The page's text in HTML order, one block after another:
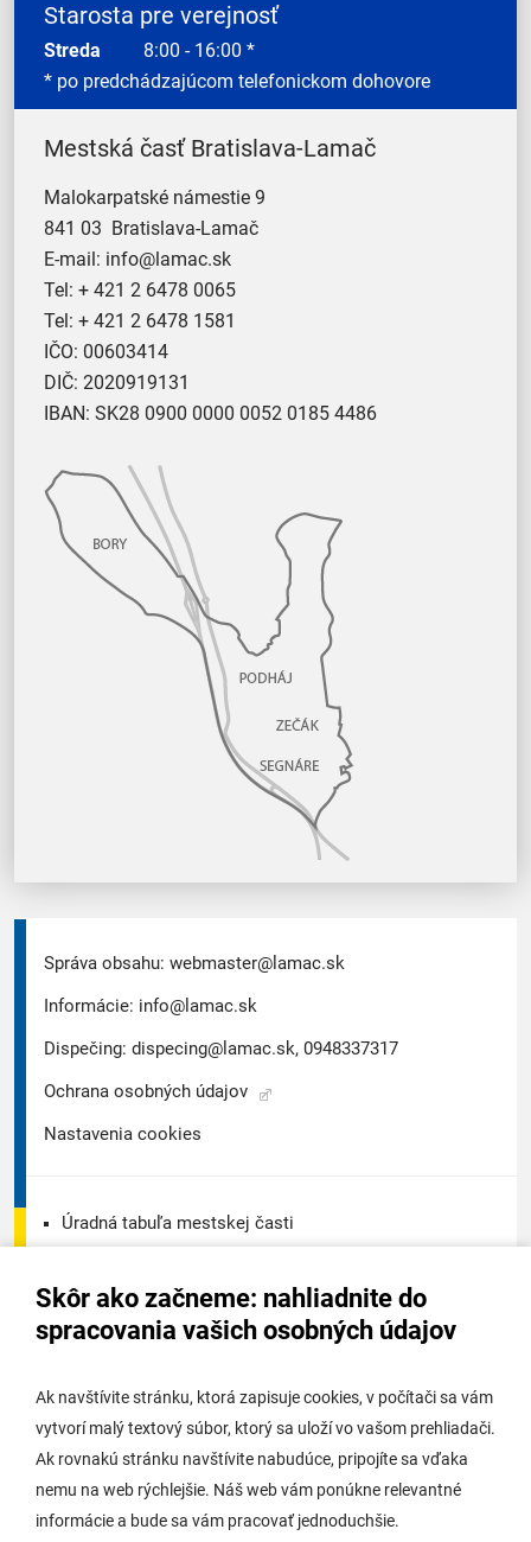
Skôr ako začneme: nahliadnite do
spracovania vašich osobných údajov
Ak navštívite stránku, ktorá zapisuje cookies, v počítači sa vám
vytvorí malý textový súbor, ktorý sa uloží vo vašom prehliadači.
Ak rovnakú stránku navštívite nabudúce, pripojíte sa vďaka
nemu na web rýchlejšie. Náš web vám ponúkne relevantné
informácie a bude sa vám pracovať jednoduchšie.
Starosta pre verejnosť
Streda 8:00 - 16:00 *
* po predchádzajúcom telefonickom dohovore
Mestská časť Bratislava-Lamač
Malokarpatské námestie 9
841 03 Bratislava-Lamač
E-mail: info@lamac.sk
Tel: + 421 2 6478 0065
Tel: + 421 2 6478 1581
IČO: 00603414
DIČ: 2020919131
IBAN: SK28 0900 0000 0052 0185 4486
Správa obsahu: webmaster@lamac.sk
Informácie: info@lamac.sk
Dispečing: dispecing@lamac.sk, 0948337317
Ochrana osobných údajov
Nastavenia cookies
Úradná tabuľa mestskej časti
Úradná tabuľa stavebného úradu
Potrebujem vybaviť
Samospráva